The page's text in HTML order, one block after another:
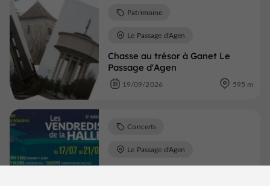
Chasse au trésor à Ganet Le
Passage d'Agen
Patrimoine
Le Passage d'Agen
19/09/2026 595 m
Concerts
Le Passage d'Agen